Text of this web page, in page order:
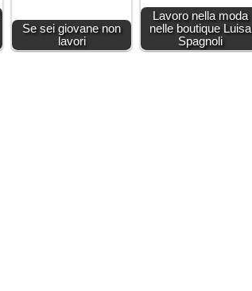
Se sei giovane non
lavori
Lavoro nella moda
nelle boutique Luisa
Spagnoli